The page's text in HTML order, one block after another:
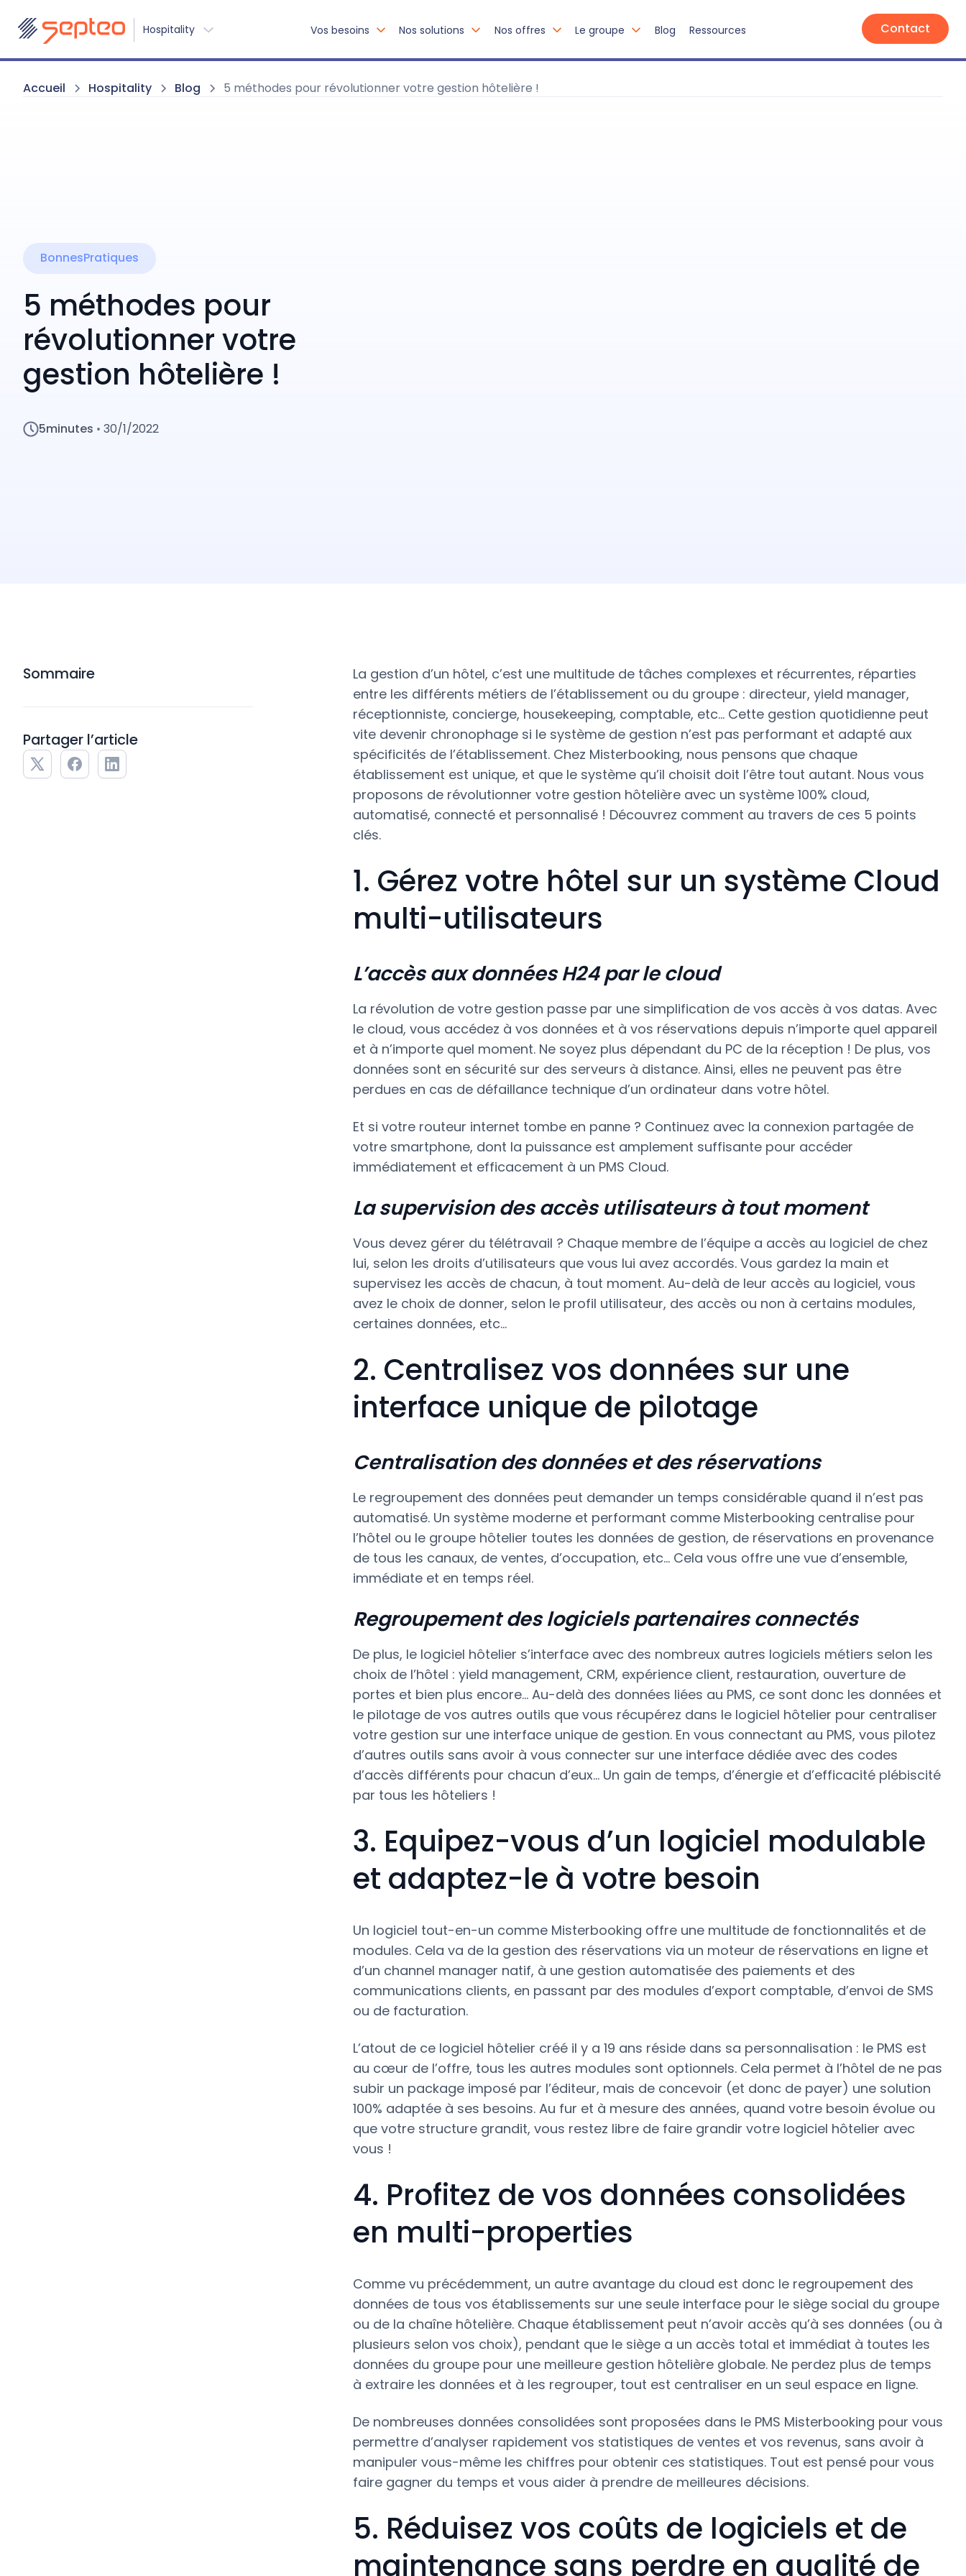
Hospitality Vos besoins Nos solutions Nos offres Le groupe Blog Ressources Contact
Accueil Hospitality Blog 5 méthodes pour révolutionner votre gestion hôtelière !
BonnesPratiques
5 méthodes pour
révolutionner votre
gestion hôtelière !
5minutes • 30/1/2022
Sommaire
Partager l’article
La gestion d’un hôtel, c’est une multitude de tâches complexes et récurrentes, réparties
entre les différents métiers de l’établissement ou du groupe : directeur, yield manager,
réceptionniste, concierge, housekeeping, comptable, etc… Cette gestion quotidienne peut
vite devenir chronophage si le système de gestion n’est pas performant et adapté aux
spécificités de l’établissement. Chez Misterbooking, nous pensons que chaque
établissement est unique, et que le système qu’il choisit doit l’être tout autant. Nous vous
proposons de révolutionner votre gestion hôtelière avec un système 100% cloud,
automatisé, connecté et personnalisé ! Découvrez comment au travers de ces 5 points
clés.
1. Gérez votre hôtel sur un système Cloud
multi-utilisateurs
L’accès aux données H24 par le cloud
La révolution de votre gestion passe par une simplification de vos accès à vos datas. Avec
le cloud, vous accédez à vos données et à vos réservations depuis n’importe quel appareil
et à n’importe quel moment. Ne soyez plus dépendant du PC de la réception ! De plus, vos
données sont en sécurité sur des serveurs à distance. Ainsi, elles ne peuvent pas être
perdues en cas de défaillance technique d’un ordinateur dans votre hôtel.
Et si votre routeur internet tombe en panne ? Continuez avec la connexion partagée de
votre smartphone, dont la puissance est amplement suffisante pour accéder
immédiatement et efficacement à un PMS Cloud.
La supervision des accès utilisateurs à tout moment
Vous devez gérer du télétravail ? Chaque membre de l’équipe a accès au logiciel de chez
lui, selon les droits d’utilisateurs que vous lui avez accordés. Vous gardez la main et
supervisez les accès de chacun, à tout moment. Au-delà de leur accès au logiciel, vous
avez le choix de donner, selon le profil utilisateur, des accès ou non à certains modules,
certaines données, etc…
2. Centralisez vos données sur une
interface unique de pilotage
Centralisation des données et des réservations
Le regroupement des données peut demander un temps considérable quand il n’est pas
automatisé. Un système moderne et performant comme Misterbooking centralise pour
l’hôtel ou le groupe hôtelier toutes les données de gestion, de réservations en provenance
de tous les canaux, de ventes, d’occupation, etc… Cela vous offre une vue d’ensemble,
immédiate et en temps réel.
Regroupement des logiciels partenaires connectés
De plus, le logiciel hôtelier s’interface avec des nombreux autres logiciels métiers selon les
choix de l’hôtel : yield management, CRM, expérience client, restauration, ouverture de
portes et bien plus encore… Au-delà des données liées au PMS, ce sont donc les données et
le pilotage de vos autres outils que vous récupérez dans le logiciel hôtelier pour centraliser
votre gestion sur une interface unique de gestion. En vous connectant au PMS, vous pilotez
d’autres outils sans avoir à vous connecter sur une interface dédiée avec des codes
d’accès différents pour chacun d’eux… Un gain de temps, d’énergie et d’efficacité plébiscité
par tous les hôteliers !
3. Equipez-vous d’un logiciel modulable
et adaptez-le à votre besoin
Un logiciel tout-en-un comme Misterbooking offre une multitude de fonctionnalités et de
modules. Cela va de la gestion des réservations via un moteur de réservations en ligne et
d’un channel manager natif, à une gestion automatisée des paiements et des
communications clients, en passant par des modules d’export comptable, d’envoi de SMS
ou de facturation.
L’atout de ce logiciel hôtelier créé il y a 19 ans réside dans sa personnalisation : le PMS est
au cœur de l’offre, tous les autres modules sont optionnels. Cela permet à l’hôtel de ne pas
subir un package imposé par l’éditeur, mais de concevoir (et donc de payer) une solution
100% adaptée à ses besoins. Au fur et à mesure des années, quand votre besoin évolue ou
que votre structure grandit, vous restez libre de faire grandir votre logiciel hôtelier avec
vous !
4. Profitez de vos données consolidées
en multi-properties
Comme vu précédemment, un autre avantage du cloud est donc le regroupement des
données de tous vos établissements sur une seule interface pour le siège social du groupe
ou de la chaîne hôtelière. Chaque établissement peut n’avoir accès qu’à ses données (ou à
plusieurs selon vos choix), pendant que le siège a un accès total et immédiat à toutes les
données du groupe pour une meilleure gestion hôtelière globale. Ne perdez plus de temps
à extraire les données et à les regrouper, tout est centraliser en un seul espace en ligne.
De nombreuses données consolidées sont proposées dans le PMS Misterbooking pour vous
permettre d’analyser rapidement vos statistiques de ventes et vos revenus, sans avoir à
manipuler vous-même les chiffres pour obtenir ces statistiques. Tout est pensé pour vous
faire gagner du temps et vous aider à prendre de meilleures décisions.
5. Réduisez vos coûts de logiciels et de
maintenance sans perdre en qualité de